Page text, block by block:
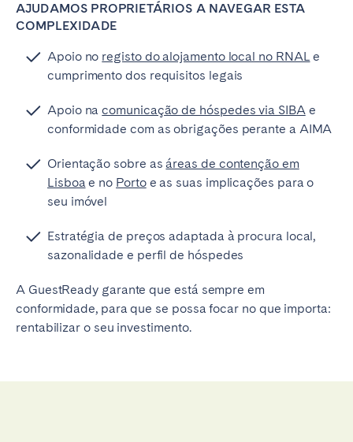
AJUDAMOS PROPRIETÁRIOS A NAVEGAR ESTA
COMPLEXIDADE
Apoio no registo do alojamento local no RNAL e
cumprimento dos requisitos legais
Apoio nacomunicação de hóspedes via SIBA e
conformidade com as obrigações perante a AIMA
Orientação sobre asáreas de contenção em
Lisboa e no Portoe as suas implicações para o
seu imóvel
Estratégia de preços adaptada à procura local,
sazonalidade e perfil de hóspedes
A GuestReady garante que está sempre em
conformidade, para que se possa focar no que importa:
rentabilizar o seu investimento.